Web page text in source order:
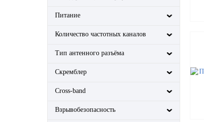
Питание
Количество частотных каналов
Тип антенного разъёма
Скремблер
Cross-band
Взрывобезопасность